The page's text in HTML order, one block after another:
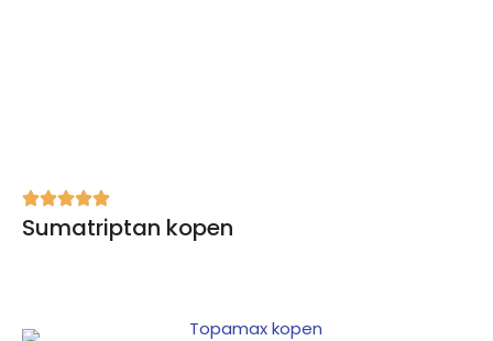
Sumatriptan kopen